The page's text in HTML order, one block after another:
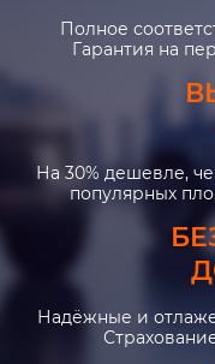
Полное
Гарантия на
На 30% дешевле,
популярных
Надёжные и